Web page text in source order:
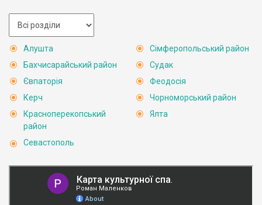
Алушта
Бахчисарайський район
Євпаторія
Керч
Красноперекопський
район
Севастополь
Сімферопольський район
Судак
Феодосія
Чорноморський район
Ялта